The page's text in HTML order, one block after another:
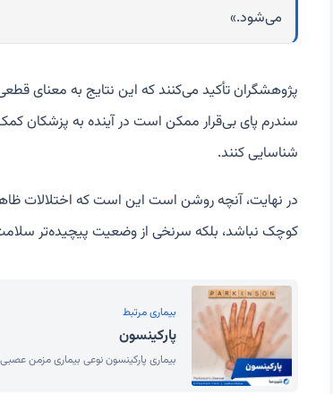
می‌شود.»
پژوهشگران تأکید می‌کنند که این نتایج به معنای
سندرم پای بی‌قرار ممکن است در آینده به پزشکان کمک
شناسایی کنند.
در نهایت، آنچه روشن است این است که اختلالات
کوچک نباشد، بلکه سرنخی از وضعیت پیچیده‌تر
بیماری مرتبط
پارکینسون
بیماری پارکینسون نوعی بیماری مزمن